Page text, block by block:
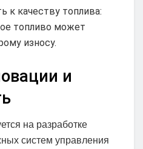
к качеству топлива:
топливо может
износу.
и
на разработке
систем управления